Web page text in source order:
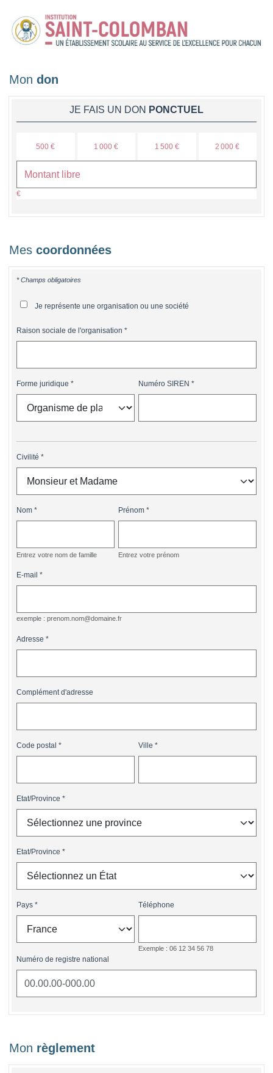
Mon don
JE FAIS UN DON PONCTUEL
500 € 1 000 € 1 500 € 2 000 €
€
Mes coordonnées
* Champs obligatoires
Je représente une organisation ou une société
Raison sociale de l'organisation
Forme juridique Numéro SIREN
Civilité
Nom
Entrez votre nom de famille
Prénom
Entrez votre prénom
E-mail
exemple : prenom.nom@domaine.fr
Adresse
Complément d'adresse
Code postal Ville
Etat/Province
Etat/Province
Pays Téléphone
Exemple : 06 12 34 56 78
Numéro de registre national
Mon règlement